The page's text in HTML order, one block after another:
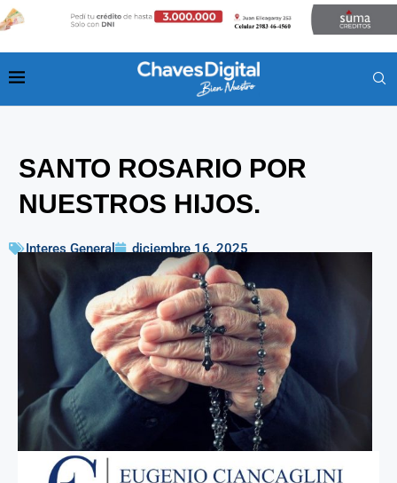
SANTO ROSARIO POR
NUESTROS HIJOS.
Interes General diciembre 16, 2025